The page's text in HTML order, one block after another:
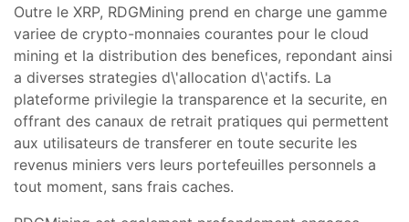
Outre le XRP, RDGMining prend en charge une gamme
variee de crypto-monnaies courantes pour le cloud
mining et la distribution des benefices, repondant ainsi
a diverses strategies d\'allocation d\'actifs. La
plateforme privilegie la transparence et la securite, en
offrant des canaux de retrait pratiques qui permettent
aux utilisateurs de transferer en toute securite les
revenus miniers vers leurs portefeuilles personnels a
tout moment, sans frais caches.